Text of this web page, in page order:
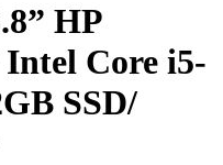
HP
Core i5-
SSD/